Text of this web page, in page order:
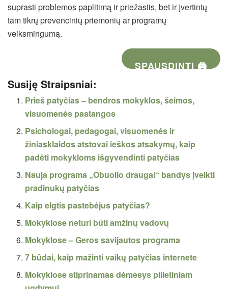
suprasti problemos paplitimą ir priežastis, bet ir įvertintų
tam tikrų prevencinių priemonių ar programų
veiksmingumą.
SPAUSDINTI 🖨
Susiję Straipsniai:
Prieš patyčias – bendros mokyklos, šeimos,
visuomenės pastangos
Psichologai, pedagogai, visuomenės ir
žiniasklaidos atstovai ieškos atsakymų, kaip
padėti mokykloms išgyvendinti patyčias
Nauja programa „Obuolio draugai“ bandys įveikti
pradinukų patyčias
Kaip elgtis pastebėjus patyčias?
Mokyklose neturi būti amžinų vadovų
Mokyklose – Geros savijautos programa
7 būdai, kaip mažinti vaikų patyčias internete
Mokyklose stiprinamas dėmesys pilietiniam